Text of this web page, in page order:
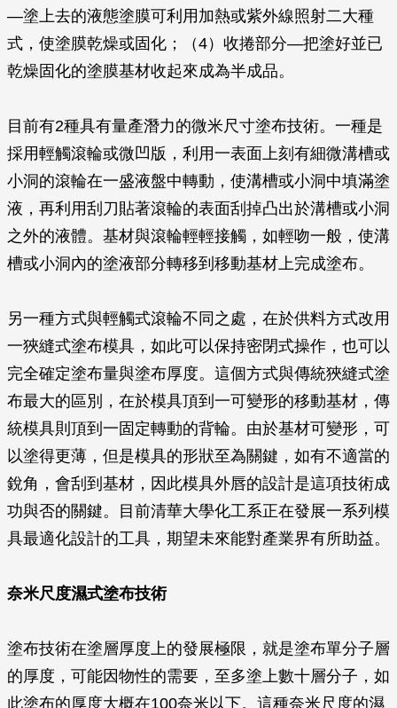
—塗上去的液態塗膜可利用加熱或紫外線照射二大種
式，使塗膜乾燥或固化；（4）收捲部分—把塗好並已
乾燥固化的塗膜基材收起來成為半成品。
目前有2種具有量產潛力的微米尺寸塗布技術。一種是
採用輕觸滾輪或微凹版，利用一表面上刻有細微溝槽或
小洞的滾輪在一盛液盤中轉動，使溝槽或小洞中填滿塗
液，再利用刮刀貼著滾輪的表面刮掉凸出於溝槽或小洞
之外的液體。基材與滾輪輕輕接觸，如輕吻一般，使溝
槽或小洞內的塗液部分轉移到移動基材上完成塗布。
另一種方式與輕觸式滾輪不同之處，在於供料方式改用
一狹縫式塗布模具，如此可以保持密閉式操作，也可以
完全確定塗布量與塗布厚度。這個方式與傳統狹縫式塗
布最大的區別，在於模具頂到一可變形的移動基材，傳
統模具則頂到一固定轉動的背輪。由於基材可變形，可
以塗得更薄，但是模具的形狀至為關鍵，如有不適當的
銳角，會刮到基材，因此模具外唇的設計是這項技術成
功與否的關鍵。目前清華大學化工系正在發展一系列模
具最適化設計的工具，期望未來能對產業界有所助益。
奈米尺度濕式塗布技術
塗布技術在塗層厚度上的發展極限，就是塗布單分子層
的厚度，可能因物性的需要，至多塗上數十層分子，如
此塗布的厚度大概在100奈米以下。這種奈米尺度的濕